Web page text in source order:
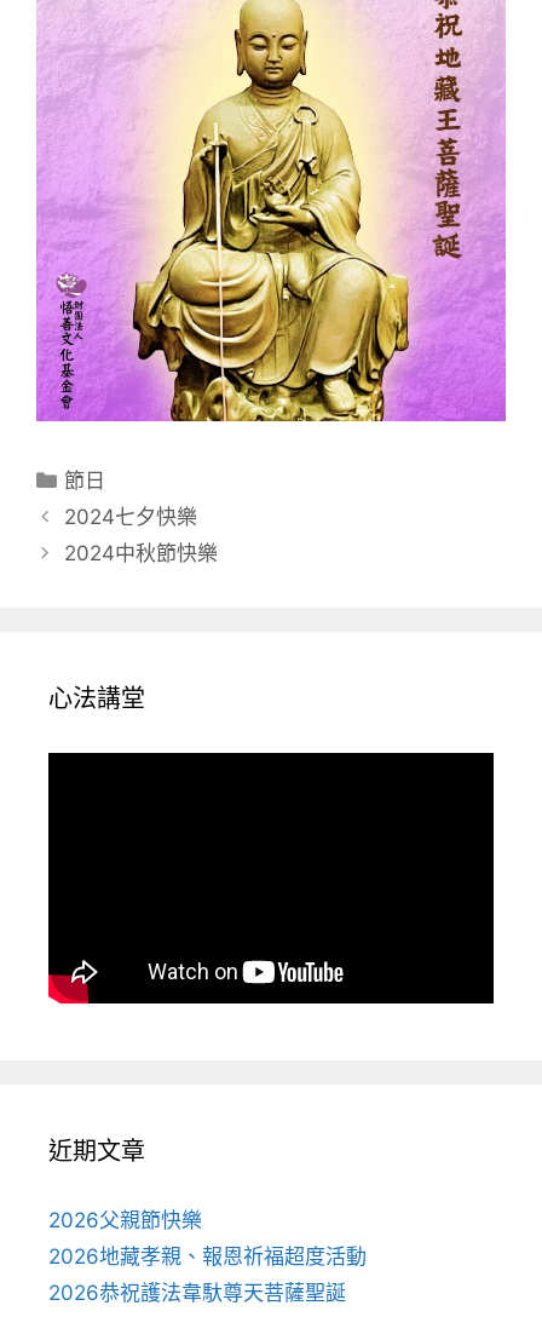
分
類
節日
2024七夕快樂
2024中秋節快樂
心法講堂
近期文章
2026父親節快樂
2026地藏孝親、報恩祈福超度活動
2026恭祝護法韋馱尊天菩薩聖誕